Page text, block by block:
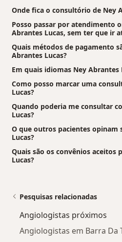
Onde fica o consultório de Ney
Posso passar por atendimento
Abrantes Lucas, sem ter que ir
Quais métodos de pagamento
Abrantes Lucas?
Em quais idiomas Ney Abrantes
Como posso marcar uma
Lucas?
Quando poderia me consultar
Lucas?
O que outros pacientes opinam
Lucas?
Quais são os convênios aceitos
Lucas?
Pesquisas relacionadas
Angiologistas próximos
Angiologistas em Barra Da